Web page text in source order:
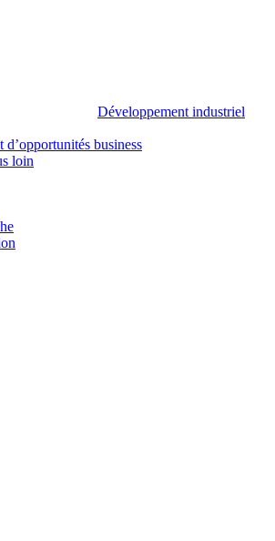
Développement industriel
d’opportunités business
loin